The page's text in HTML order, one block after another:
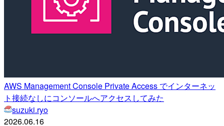
AWS Management Console Private Access でインターネッ
ト接続なしにコンソールへアクセスしてみた
suzuki.ryo
2026.06.16